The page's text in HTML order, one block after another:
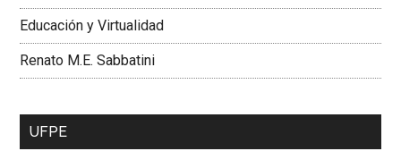
Educación y Virtualidad
Renato M.E. Sabbatini
UFPE